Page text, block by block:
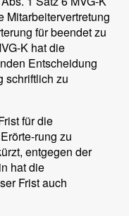
Mitarbeitervertretung
für beendet zu
K hat die
Entscheidung
schriftlich zu
für die
rung zu
entgegen der
hat die
Frist auch